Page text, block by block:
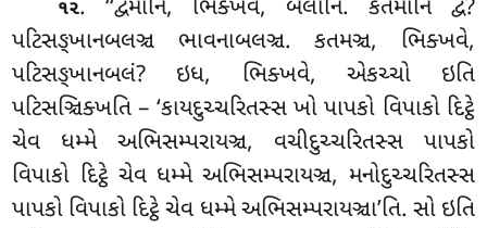
૧૨. ‘‘દ્વેમાનિ, ભિક્ખવે, બલાનિ. કતમાનિ દ્વે?
પટિસઙ્ખાનબલઞ્ચ ભાવનાબલઞ્ચ. કતમઞ્ચ, ભિક્ખવે,
પટિસઙ્ખાનબલં? ઇધ, ભિક્ખવે, એકચ્ચો ઇતિ
પટિસઞ્ચિક્ખતિ – ‘કાયદુચ્ચરિતસ્સ ખો પાપકો વિપાકો દિટ્ઠે
ચેવ ધમ્મે અભિસમ્પરાયઞ્ચ, વચીદુચ્ચરિતસ્સ પાપકો
વિપાકો દિટ્ઠે ચેવ ધમ્મે અભિસમ્પરાયઞ્ચ, મનોદુચ્ચરિતસ્સ
પાપકો વિપાકો દિટ્ઠે ચેવ ધમ્મે અભિસમ્પરાયઞ્ચા’તિ. સો ઇતિ